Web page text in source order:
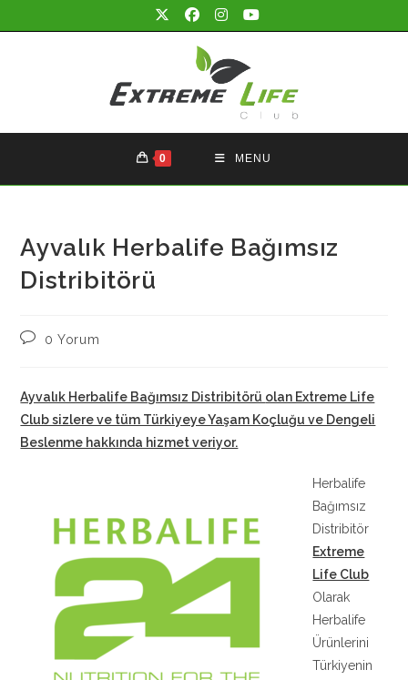
to
0 MENU
Ayvalık Herbalife Bağımsız
Distribitörü
Post0 Yorum
Ayvalık Herbalife Bağımsız Distribitörü olan Extreme Life
Club sizlere ve tüm Türkiyeye Yaşam Koçluğu ve Dengeli
Beslenme hakkında hizmet veriyor.
Herbalife
Bağımsız
Distribitör
Extreme
Life Club
Olarak
Herbalife
Ürünlerini
Türkiyenin